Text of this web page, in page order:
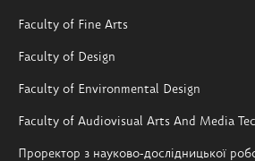
Faculty of Fine Arts
Faculty of Design
Faculty of Environmental Design
Faculty of Audiovisual Arts And Media
Проректор з науково-дослідницької